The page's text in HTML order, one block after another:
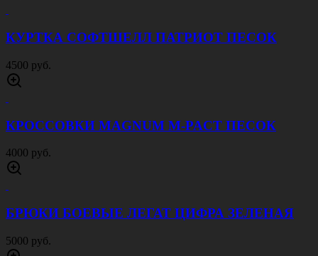
КУРТКА СОФТШЕЛЛ ПАТРИОТ ПЕСОК
4500 руб.
КРОССОВКИ MAGNUM M-PACT ПЕСОК
4000 руб.
БРЮКИ БОЕВЫЕ ЛЕГАТ ЦИФРА ЗЕЛЕНАЯ
5000 руб.